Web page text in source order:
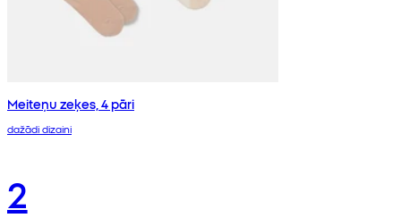
Meiteņu zeķes, 4 pāri
dažādi dizaini
2